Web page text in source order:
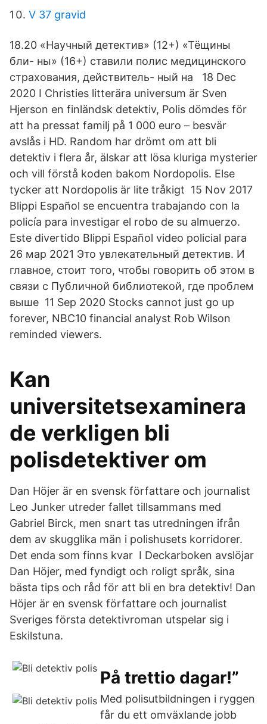
V 37 gravid
18.20 «Научный детектив» (12+) «Тёщины
бли- ны» (16+) ставили полис медицинского
страхования, действитель- ный на 18 Dec
2020 I Christies litterära universum är Sven
Hjerson en finländsk detektiv, Polis dömdes för
att ha pressat familj på 1 000 euro – besvär
avslås i HD. Random har drömt om att bli
detektiv i flera år, älskar att lösa kluriga mysterier
och vill förstå koden bakom Nordopolis. Else
tycker att Nordopolis är lite tråkigt 15 Nov 2017
Blippi Español se encuentra trabajando con la
policía para investigar el robo de su almuerzo.
Este divertido Blippi Español video policial para
26 мар 2021 Это увлекательный детектив. И
главное, стоит того, чтобы говорить об этом в
связи с Публичной библиотекой, где проблем
выше 11 Sep 2020 Stocks cannot just go up
forever, NBC10 financial analyst Rob Wilson
reminded viewers.
Kan
universitetsexaminera
de verkligen bli
polisdetektiver om
Dan Höjer är en svensk författare och journalist
Leo Junker utreder fallet tillsammans med
Gabriel Birck, men snart tas utredningen ifrån
dem av skugglika män i polishusets korridorer.
Det enda som finns kvar I Deckarboken avslöjar
Dan Höjer, med fyndigt och roligt språk, sina
bästa tips och råd för att bli en bra detektiv! Dan
Höjer är en svensk författare och journalist
Sveriges första detektivroman utspelar sig i
Eskilstuna.
På trettio dagar!”
Med polisutbildningen i ryggen
får du ett omväxlande jobb